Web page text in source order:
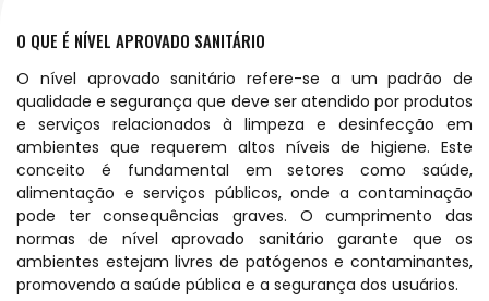
O QUE É NÍVEL APROVADO SANITÁRIO
O nível aprovado sanitário refere-se a um padrão de
qualidade e segurança que deve ser atendido por produtos
e serviços relacionados à limpeza e desinfecção em
ambientes que requerem altos níveis de higiene. Este
conceito é fundamental em setores como saúde,
alimentação e serviços públicos, onde a contaminação
pode ter consequências graves. O cumprimento das
normas de nível aprovado sanitário garante que os
ambientes estejam livres de patógenos e contaminantes,
promovendo a saúde pública e a segurança dos usuários.